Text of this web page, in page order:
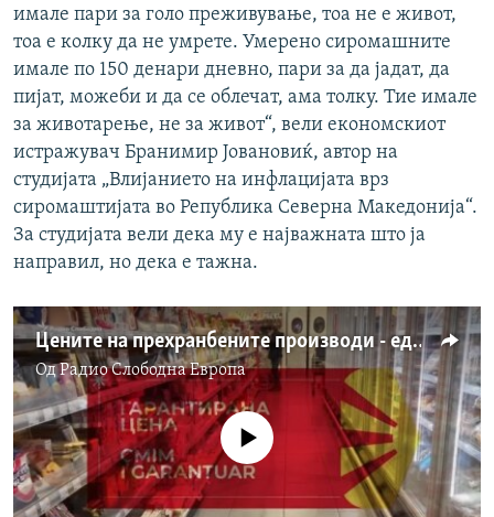
имале пари за голо преживување, тоа не е живот,
тоа е колку да не умрете. Умерено сиромашните
имале по 150 денари дневно, пари за да јадат, да
пијат, можеби и да се облечат, ама толку. Тие имале
за животарење, не за живот“, вели економскиот
истражувач Бранимир Јовановиќ, автор на
студијата „Влијанието на инфлацијата врз
сиромаштијата во Република Северна Македонија“.
За студијата вели дека му е најважната што ја
направил, но дека е тажна.
Цените на прехранбените производи - еден чекор назад, неколку чекори напред
ОдРадио Слободна Eвропа
No media source currently available